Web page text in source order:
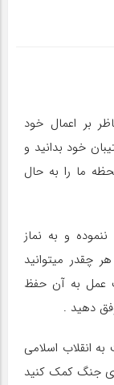
بر اعمال خود
خود بدانید و
ما را به حال
و به نماز
چقدر میتوانید
عمل به آن حفظ
دهید .
انقلاب اسلامی
جنگ کمک کنید